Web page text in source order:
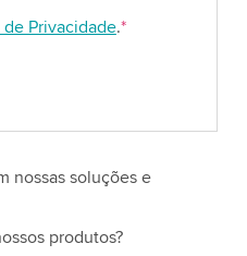
Privacidade.*
nossas soluções e
produtos?